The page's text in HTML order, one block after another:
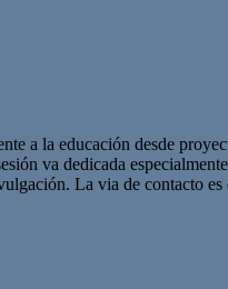
a la educación desde
va dedicada
La via de contacto es